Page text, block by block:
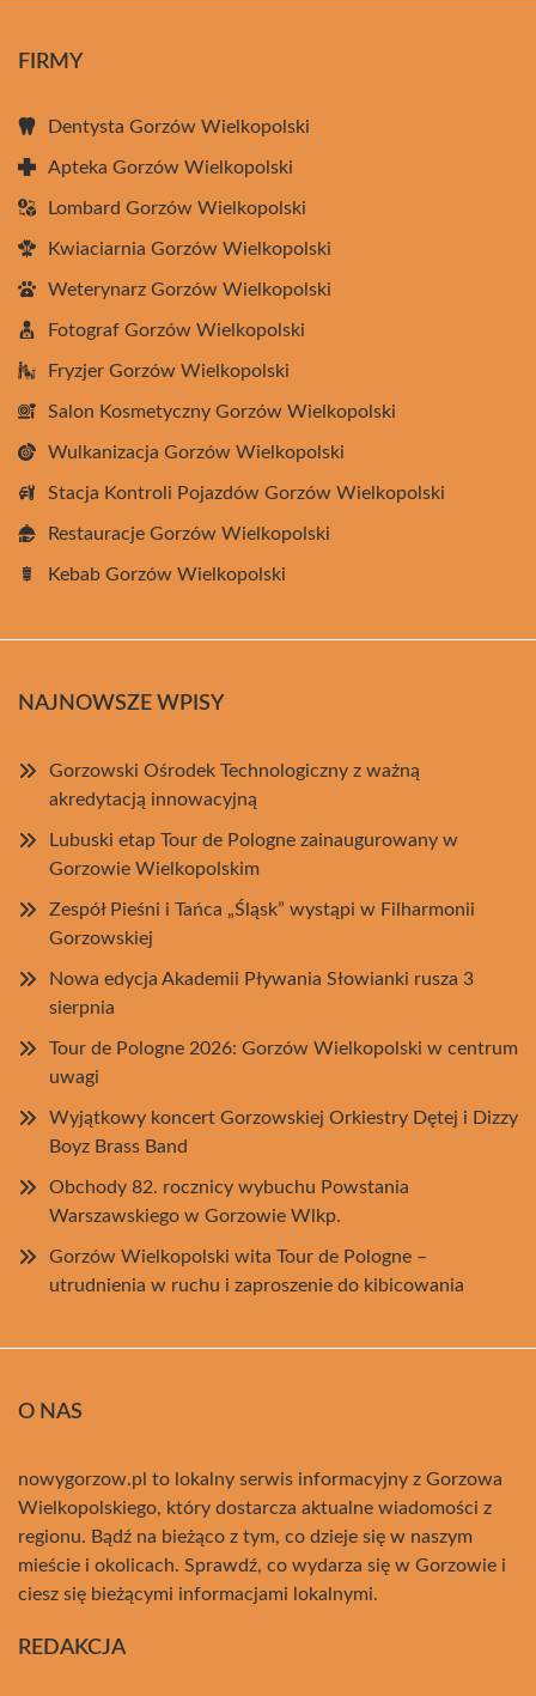
FIRMY
Dentysta Gorzów Wielkopolski
Apteka Gorzów Wielkopolski
Lombard Gorzów Wielkopolski
Kwiaciarnia Gorzów Wielkopolski
Weterynarz Gorzów Wielkopolski
Fotograf Gorzów Wielkopolski
Fryzjer Gorzów Wielkopolski
Salon Kosmetyczny Gorzów Wielkopolski
Wulkanizacja Gorzów Wielkopolski
Stacja Kontroli Pojazdów Gorzów Wielkopolski
Restauracje Gorzów Wielkopolski
Kebab Gorzów Wielkopolski
NAJNOWSZE WPISY
Gorzowski Ośrodek Technologiczny z ważną
akredytacją innowacyjną
Lubuski etap Tour de Pologne zainaugurowany w
Gorzowie Wielkopolskim
Zespół Pieśni i Tańca „Śląsk” wystąpi w Filharmonii
Gorzowskiej
Nowa edycja Akademii Pływania Słowianki rusza 3
sierpnia
Tour de Pologne 2026: Gorzów Wielkopolski w centrum
uwagi
Wyjątkowy koncert Gorzowskiej Orkiestry Dętej i Dizzy
Boyz Brass Band
Obchody 82. rocznicy wybuchu Powstania
Warszawskiego w Gorzowie Wlkp.
Gorzów Wielkopolski wita Tour de Pologne –
utrudnienia w ruchu i zaproszenie do kibicowania
O NAS
nowygorzow.pl to lokalny serwis informacyjny z Gorzowa
Wielkopolskiego, który dostarcza aktualne wiadomości z
regionu. Bądź na bieżąco z tym, co dzieje się w naszym
mieście i okolicach. Sprawdź, co wydarza się w Gorzowie i
ciesz się bieżącymi informacjami lokalnymi.
REDAKCJA